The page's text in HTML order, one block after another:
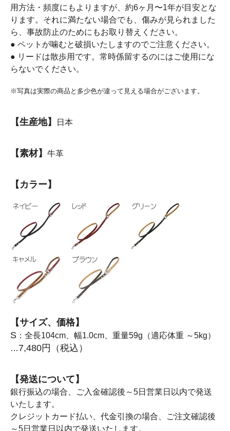
用方法・頻度にもよりますが、約6ヶ月〜1年が目安とな
ります。それに満たない場合でも、傷みが見られました
ら、事故防止のためにもお取り替えください。
● ペットが噛むと破損いたしますのでご注意ください。
● リードは散歩用です。常時係留するのにはご使用にな
らないでください。
※写真は実際の商品と多少色が違って見える場合がございます。
【生産地】 日本
【素材】 牛革
【カラー】
【サイズ、価格】
S ：全長104cm、幅1.0cm、重量59g（適応体重 ～5kg）
…7,480円（税込）
【発送について】
銀行振込の場合、ご入金確認後～5日営業日以内で発送
いたします。
クレジットカード払い、代金引換の場合、ご注文確認後
～5日営業日以内で発送いたします。